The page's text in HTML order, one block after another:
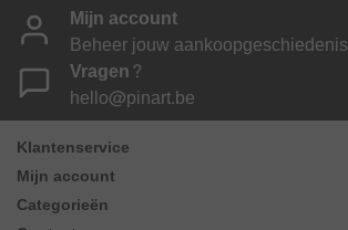
Mijn account
Beheer jouw aankoopgeschiedenis
Vragen?
hello@pinart.be
Klantenservice
Mijn account
Categorieën